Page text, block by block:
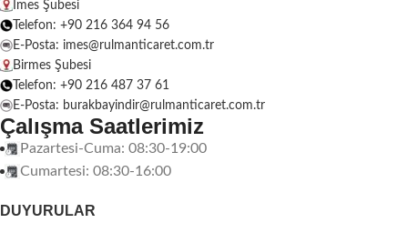
İmes Şubesi
Telefon: +90 216 364 94 56
E-Posta: imes@rulmanticaret.com.tr
Birmes Şubesi
Telefon: +90 216 487 37 61
E-Posta: burakbayindir@rulmanticaret.com.tr
Çalışma Saatlerimiz
Pazartesi-Cuma: 08:30-19:00
Cumartesi: 08:30-16:00
DUYURULAR